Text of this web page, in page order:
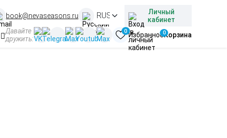
book@nevaseasons.ru
Личный
кабинет
Давайте
дружить:
0 Избранное0Корзина